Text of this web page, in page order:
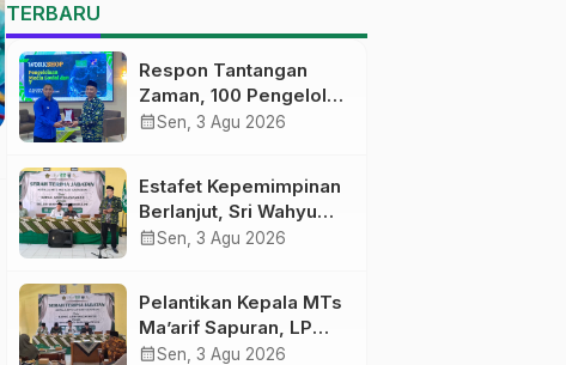
TERBARU
Respon Tantangan
Zaman, 100 Pengelola
Medsos Sekolah
Digital
calendar_monthSen, 3 Agu 2026
Estafet Kepemimpinan
Berlanjut, Sri Wahyu
Susilowati Resmi
calendar_monthSen, 3 Agu 2026
Pelantikan Kepala MTs
Ma’arif Sapuran, LP
Ma’arif NU Wonosobo
calendar_monthSen, 3 Agu 2026